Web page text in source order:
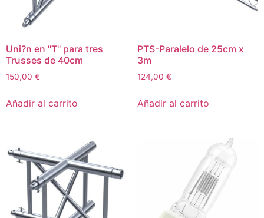
Uni?n en "T" para tres
Trusses de 40cm
150,00 €
Añadir al carrito
PTS-Paralelo de 25cm x
3m
124,00 €
Añadir al carrito